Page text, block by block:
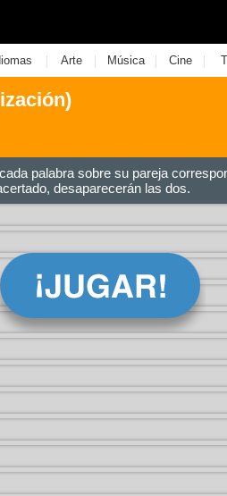
| Arte | Música | Cine |
palabra sobre su pareja
desaparecerán las dos.